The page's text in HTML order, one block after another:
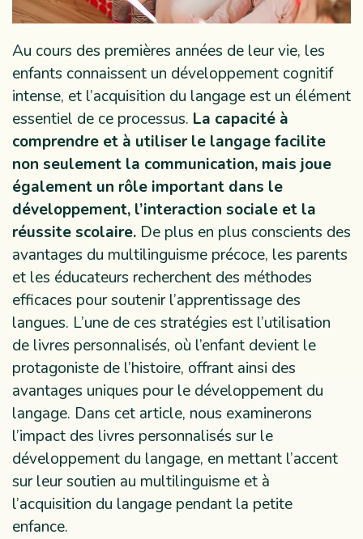
Au cours des premières années de leur vie, les
enfants connaissent un développement cognitif
intense, et l’acquisition du langage est un élément
essentiel de ce processus. La capacité à
comprendre et à utiliser le langage facilite
non seulement la communication, mais joue
également un rôle important dans le
développement, l’interaction sociale et la
réussite scolaire. De plus en plus conscients des
avantages du multilinguisme précoce, les parents
et les éducateurs recherchent des méthodes
efficaces pour soutenir l’apprentissage des
langues. L’une de ces stratégies est l’utilisation
de livres personnalisés, où l’enfant devient le
protagoniste de l’histoire, offrant ainsi des
avantages uniques pour le développement du
langage. Dans cet article, nous examinerons
l’impact des livres personnalisés sur le
développement du langage, en mettant l’accent
sur leur soutien au multilinguisme et à
l’acquisition du langage pendant la petite
enfance.